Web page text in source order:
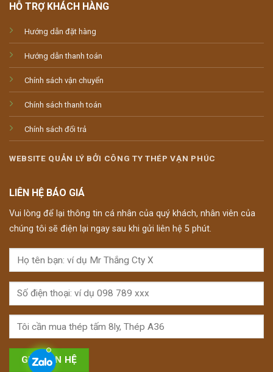
HỖ TRỢ KHÁCH HÀNG
Hướng dẫn đặt hàng
Hướng dẫn thanh toán
Chính sách vận chuyển
Chính sách thanh toán
Chính sách đổi trả
WEBSITE QUẢN LÝ BỞI CÔNG TY THÉP VẠN PHÚC
LIÊN HỆ BÁO GIÁ
Vui lòng để lại thông tin cá nhân của quý khách, nhân viên của
chúng tôi sẽ điện lại ngay sau khi gửi liên hệ 5 phút.